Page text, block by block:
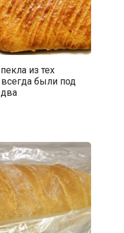
из тех
были под